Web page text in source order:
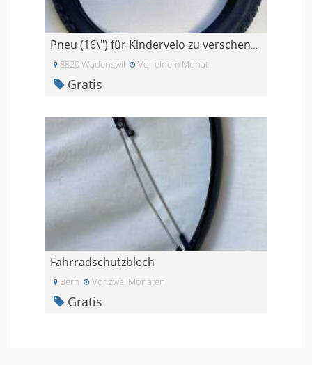
Pneu (16\") für Kindervelo zu verschenken
8820 Wadenswil Vor einem Monat
Gratis
Fahrradschutzblech
Bern Vor zwei Monaten
Gratis